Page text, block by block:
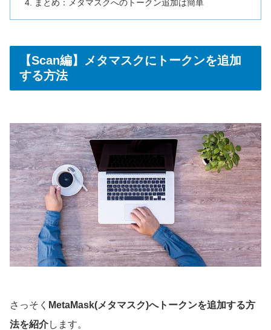
まとめ：メタマスクへのトークン追加は簡単
【Scan編】メタマスクにトークンを追加
する方法
さっそく MetaMask(メタマスク)へトークンを追加する方
法を紹介します。